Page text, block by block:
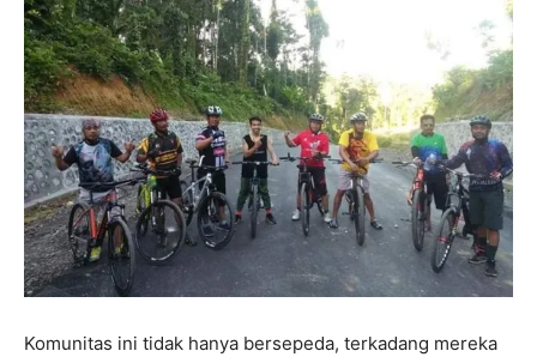
Komunitas ini tidak hanya bersepeda, terkadang mereka